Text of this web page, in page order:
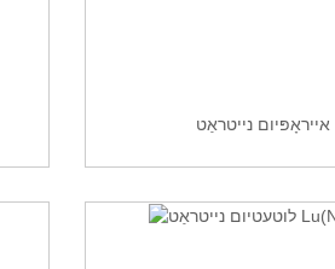
אייראָפּיום נייטראַט